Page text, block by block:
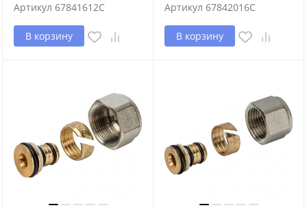
Артикул 67841612C
В корзину
Артикул 67842016C
В корзину